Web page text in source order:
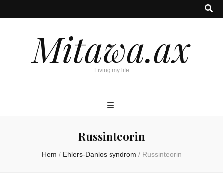
Mitawa.ax
Living my life
Russinteorin
Hem / Ehlers-Danlos syndrom / Russinteorin